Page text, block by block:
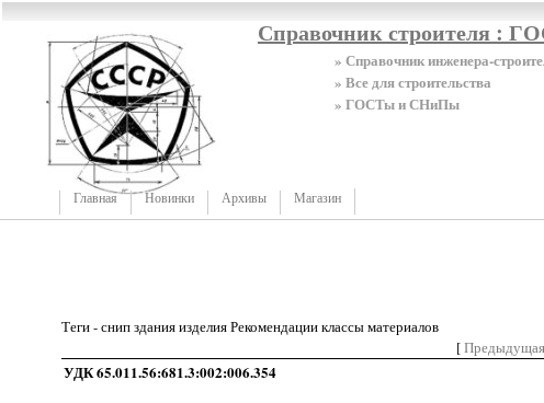
Справочник строителя :
» Справочник инженера-
» Все для строительства
» ГОСТы и СНиПы
Главная Новинки Архивы Магазин
Теги - снип здания изделия Рекомендации классы материалов
[Предыдущая
УДК 65.011.56:681.3:002:006.354